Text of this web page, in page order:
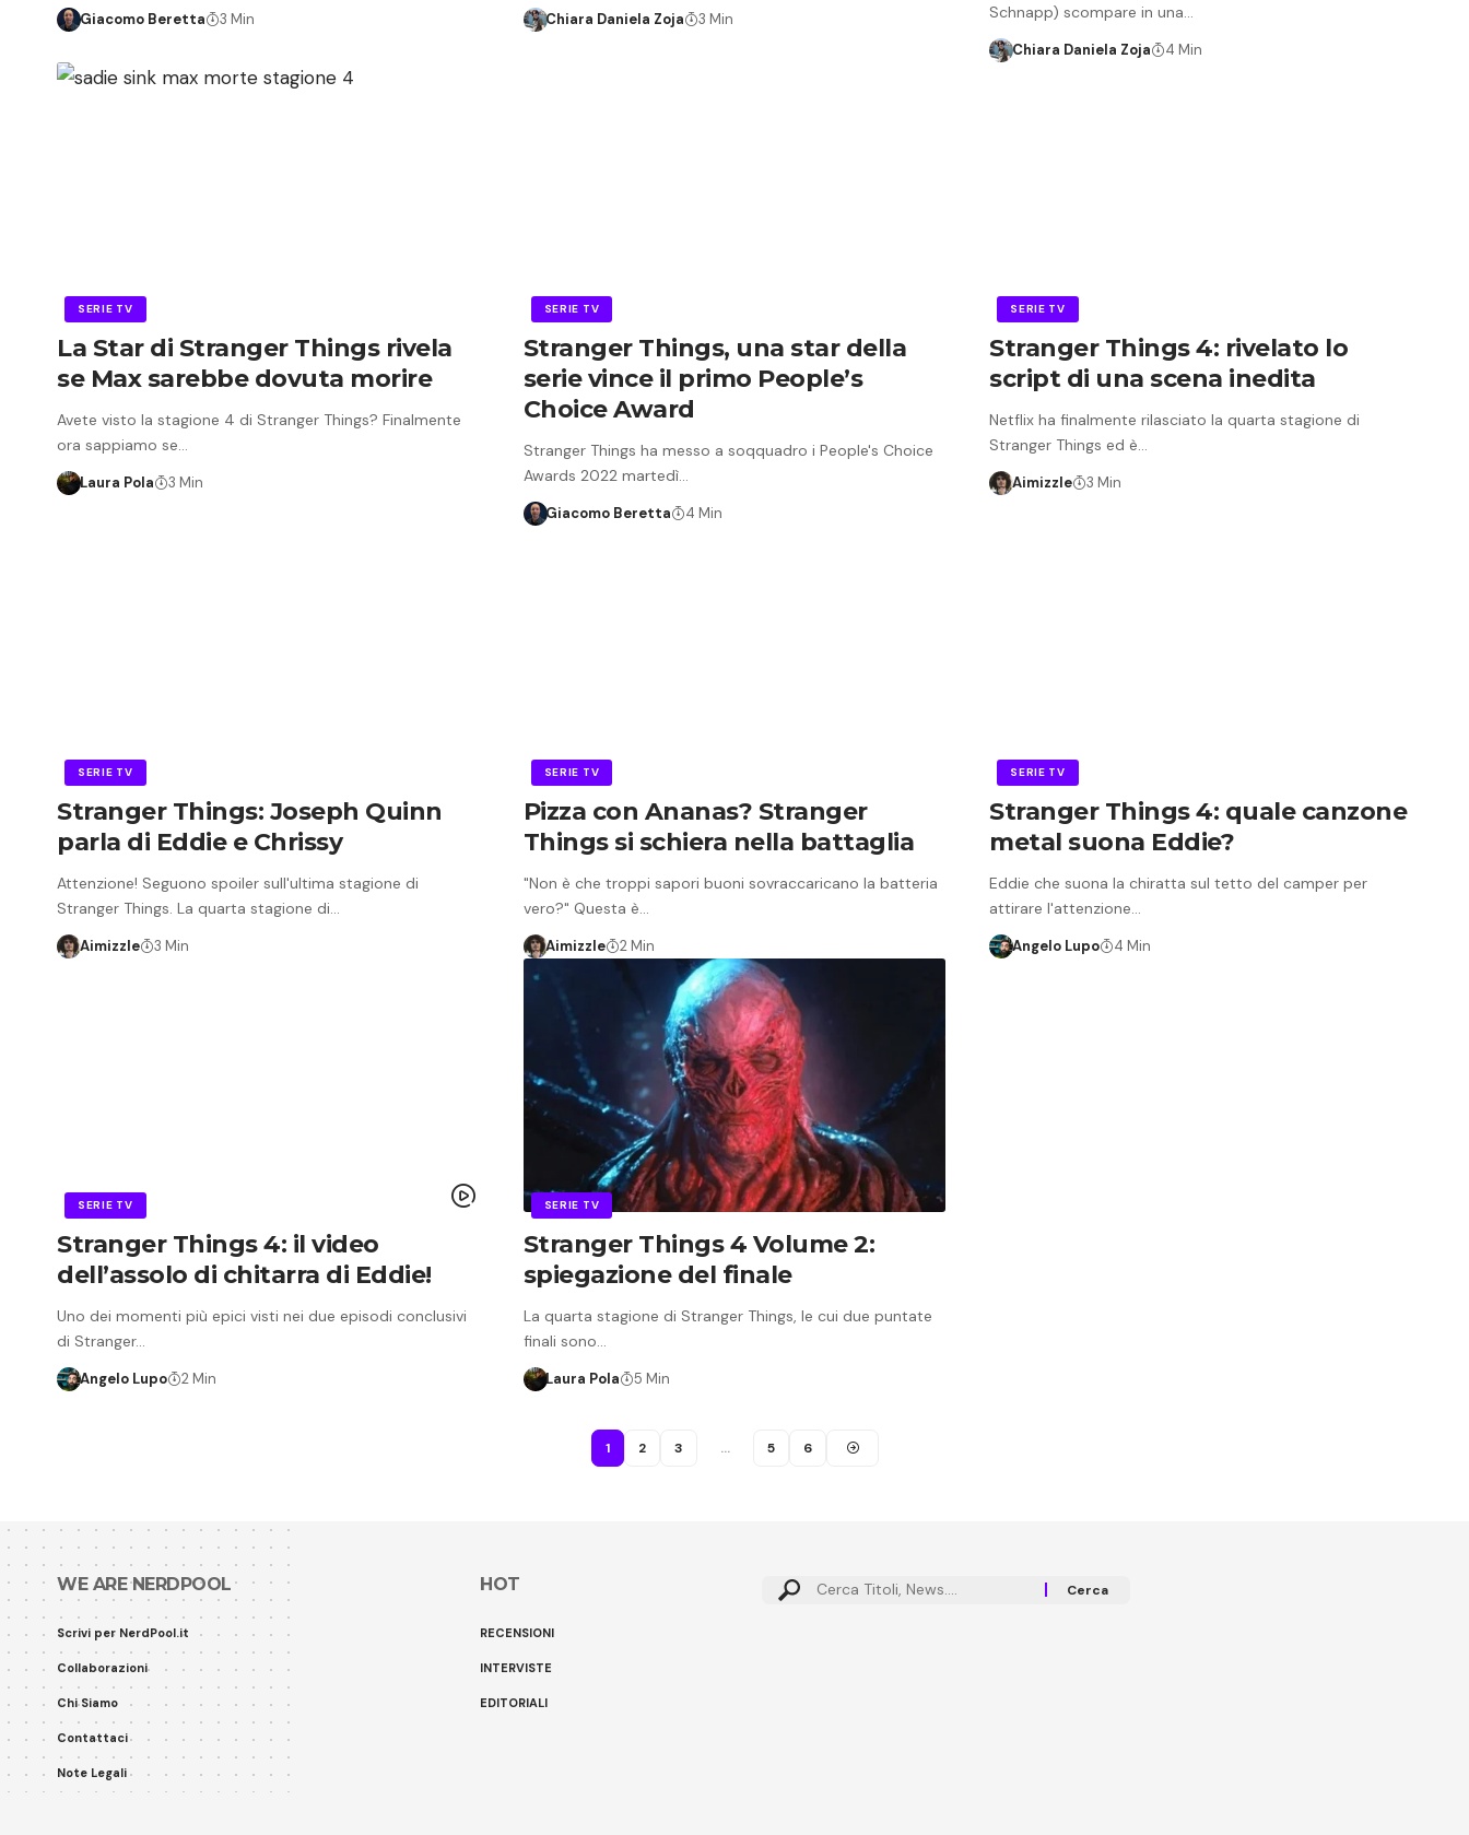
Giacomo Beretta 3 Min Chiara Daniela Zoja 3 Min
Schnapp) scompare in una…
Chiara Daniela Zoja 4 Min
SERIE TV
La Star di Stranger Things rivela
se Max sarebbe dovuta morire
Avete visto la stagione 4 di Stranger Things? Finalmente
ora sappiamo se…
Laura Pola 3 Min
SERIE TV
Stranger Things, una star della
serie vince il primo People’s
Choice Award
Stranger Things ha messo a soqquadro i People's Choice
Awards 2022 martedì…
Giacomo Beretta 4 Min
SERIE TV
Stranger Things 4: rivelato lo
script di una scena inedita
Netflix ha finalmente rilasciato la quarta stagione di
Stranger Things ed è…
Aimizzle 3 Min
SERIE TV
Stranger Things: Joseph Quinn
parla di Eddie e Chrissy
Attenzione! Seguono spoiler sull'ultima stagione di
Stranger Things. La quarta stagione di…
Aimizzle 3 Min
SERIE TV
Pizza con Ananas? Stranger
Things si schiera nella battaglia
"Non è che troppi sapori buoni sovraccaricano la batteria
vero?" Questa è…
Aimizzle 2 Min
SERIE TV
Stranger Things 4: quale canzone
metal suona Eddie?
Eddie che suona la chiratta sul tetto del camper per
attirare l'attenzione…
Angelo Lupo 4 Min
SERIE TV
Stranger Things 4: il video
dell’assolo di chitarra di Eddie!
Uno dei momenti più epici visti nei due episodi conclusivi
di Stranger…
Angelo Lupo 2 Min
SERIE TV
Stranger Things 4 Volume 2:
spiegazione del finale
La quarta stagione di Stranger Things, le cui due puntate
finali sono…
Laura Pola 5 Min
1 2 3 … 5 6
WE ARE NERDPOOL
Scrivi per NerdPool.it
Collaborazioni
Chi Siamo
Contattaci
Note Legali
HOT
RECENSIONI
INTERVISTE
EDITORIALI
Cerca: